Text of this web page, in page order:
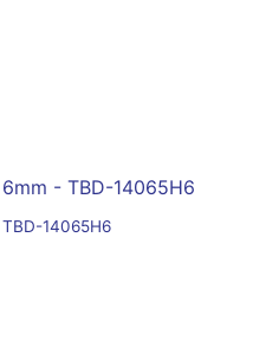
14065H6